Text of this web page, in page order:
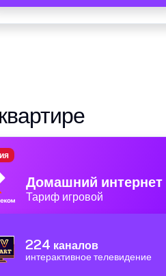
Домашний интернет
Тариф игровой
224 каналов
интерактивное телевидение